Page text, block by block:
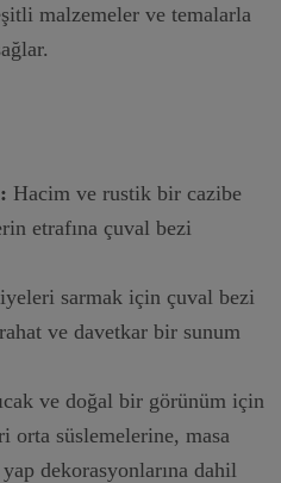
malzemeler ve temalarla
Hacim ve rustik bir cazibe
etrafına çuval bezi
sarmak için çuval bezi
ve davetkar bir sunum
ve doğal bir görünüm için
orta süslemelerine, masa
dekorasyonlarına dahil